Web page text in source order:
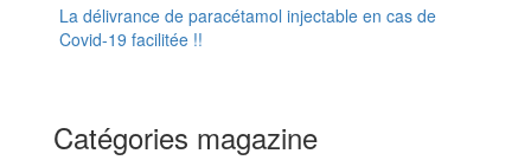
La délivrance de paracétamol injectable en cas de
Covid-19 facilitée !!
Catégories magazine